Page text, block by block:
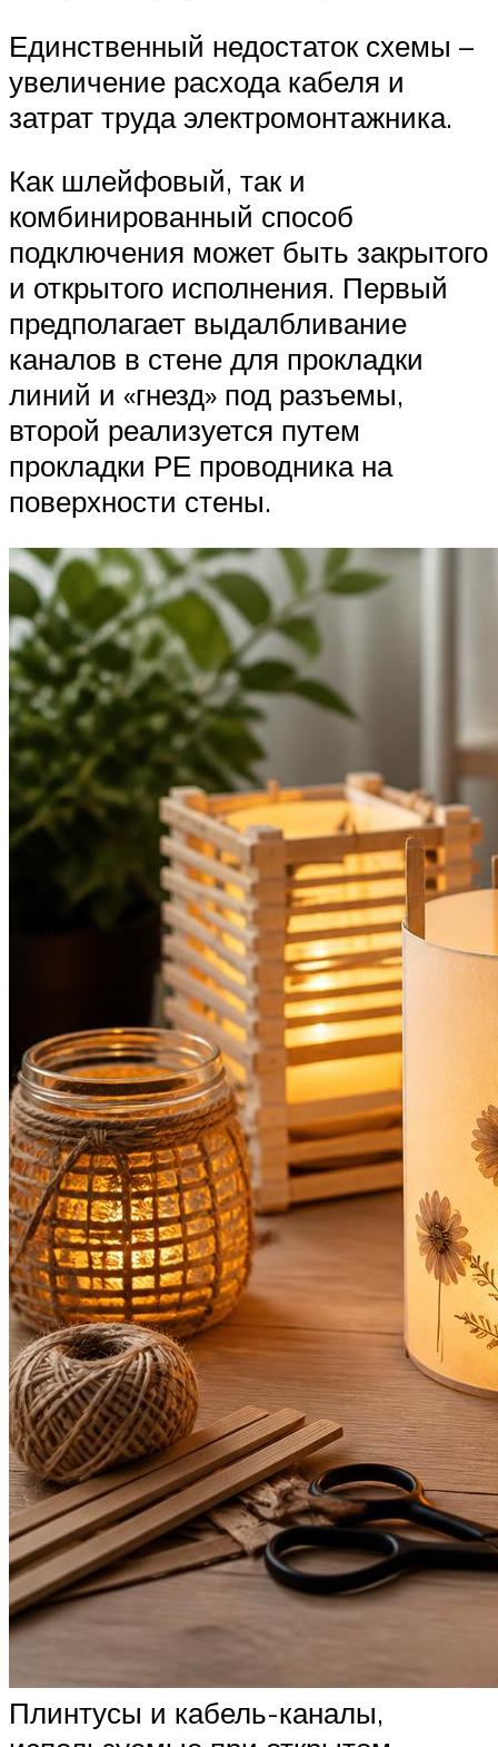
Единственный недостаток схемы –
увеличение расхода кабеля и
затрат труда электромонтажника.
Как шлейфовый, так и
комбинированный способ
подключения может быть закрытого
и открытого исполнения. Первый
предполагает выдалбливание
каналов в стене для прокладки
линий и «гнезд» под разъемы,
второй реализуется путем
прокладки РЕ проводника на
поверхности стены.
Плинтусы и кабель-каналы,